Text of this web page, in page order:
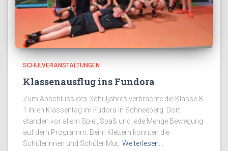
SCHULVERANSTALTUNGEN
Klassenausflug ins Fundora
Zum Abschluss des Schuljahres verbrachte die Klasse 8-
1 ihren Klassentag im Fudora in Schneeberg. Dort
standen vor allem Spiel, Spaß und jede Menge Bewegung
auf dem Programm. Beim Klettern konnten die
Schülerinnen und Schüler Mut, Weiterlesen…